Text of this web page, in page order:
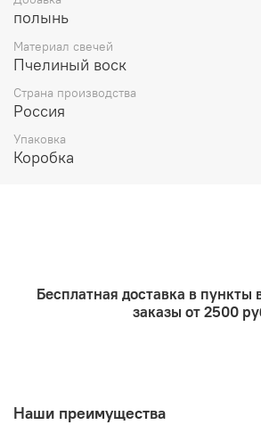
Травяные свечи используются для
Для окуривания нам как раз
дымить после тушения пламени.
Здесь большую роль играют травы,
све
полынь
Материал свечей
Пчелиный воск
Страна производства
Россия
Упаковка
Коробка
Бесплатная доставка в пункты
заказы от 2500
Наши преимущества